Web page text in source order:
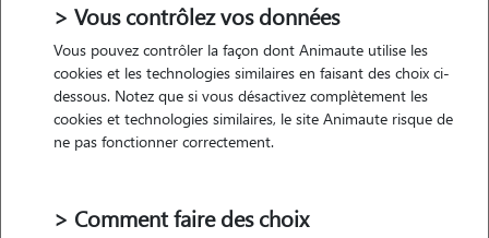
• 30 ans
> Vous contrôlez vos données
Vous pouvez contrôler la façon dont Animaute utilise les
cookies et les technologies similaires en faisant des choix ci-
dessous. Notez que si vous désactivez complètement les
cookies et technologies similaires, le site Animaute risque de
ne pas fonctionner correctement.
> Comment faire des choix